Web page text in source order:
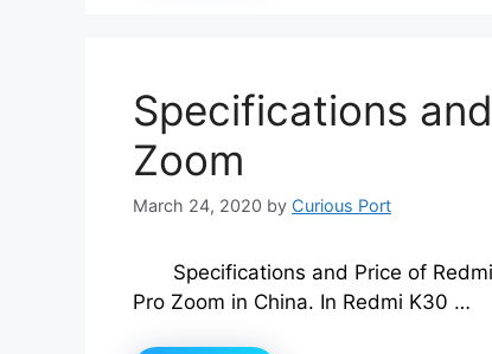
Specifications
Zoom
March 24, 2020 by Curious Port
Specifications and Price of
Pro Zoom in China. In Redmi K30 …